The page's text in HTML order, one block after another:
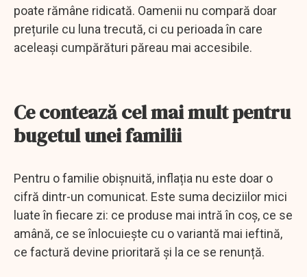
poate rămâne ridicată. Oamenii nu compară doar
prețurile cu luna trecută, ci cu perioada în care
aceleași cumpărături păreau mai accesibile.
Ce contează cel mai mult pentru
bugetul unei familii
Pentru o familie obișnuită, inflația nu este doar o
cifră dintr-un comunicat. Este suma deciziilor mici
luate în fiecare zi: ce produse mai intră în coș, ce se
amână, ce se înlocuiește cu o variantă mai ieftină,
ce factură devine prioritară și la ce se renunță.